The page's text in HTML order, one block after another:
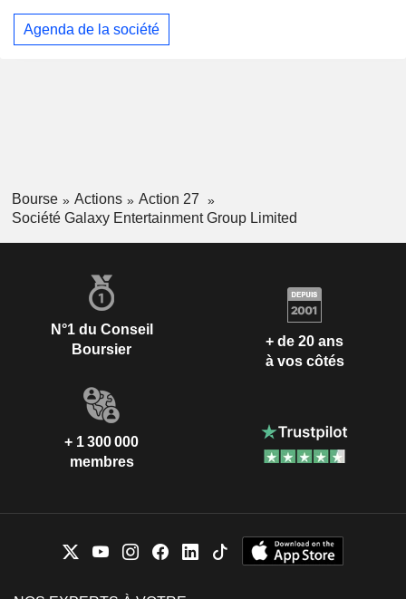
Agenda de la société
Bourse Actions
Action 27
Société Galaxy Entertainment Group Limited
N°1 du Conseil
Boursier
+ de 20 ans
à vos côtés
+ 1 300 000
membres